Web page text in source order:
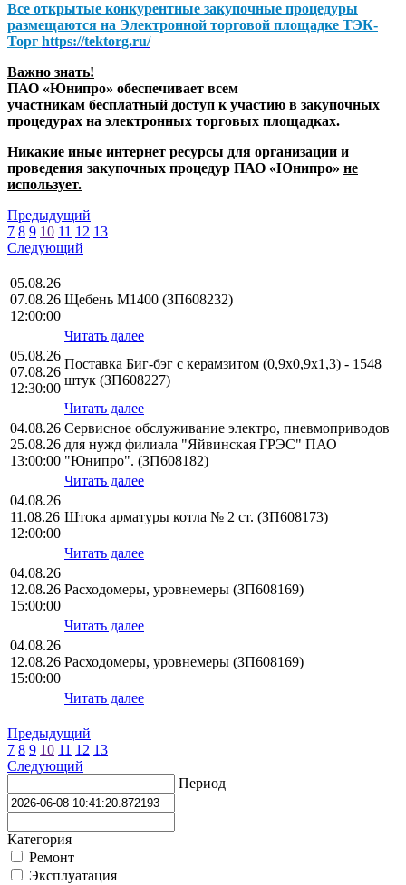
Все открытые конкурентные закупочные процедуры
размещаются на Электронной торговой площадке ТЭК-
Торг https://tektorg.ru/
Важно знать!
ПАО «Юнипро» обеспечивает всем
участникам бесплатный доступ к участию в закупочных
процедурах на электронных торговых площадках.
Никакие иные интернет ресурсы для организации и
проведения закупочных процедур ПАО «Юнипро» не
использует.
Предыдущий
7 8 9 10 11 12 13
Следующий
05.08.26
07.08.26
12:00:00
Щебень М1400 (ЗП608232)
Читать далее
05.08.26
07.08.26
12:30:00
Поставка Биг-бэг с керамзитом (0,9х0,9х1,3) - 1548
штук (ЗП608227)
Читать далее
04.08.26
25.08.26
13:00:00
Сервисное обслуживание электро, пневмоприводов
для нужд филиала "Яйвинская ГРЭС" ПАО
"Юнипро". (ЗП608182)
Читать далее
04.08.26
11.08.26
12:00:00
Штока арматуры котла № 2 ст. (ЗП608173)
Читать далее
04.08.26
12.08.26
15:00:00
Расходомеры, уровнемеры (ЗП608169)
Читать далее
04.08.26
12.08.26
15:00:00
Расходомеры, уровнемеры (ЗП608169)
Читать далее
Предыдущий
7 8 9 10 11 12 13
Следующий
Период
Категория
Ремонт
Эксплуатация